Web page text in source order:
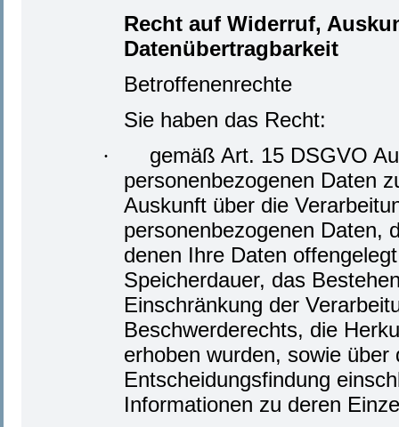
Recht auf Widerruf,
Datenübertragbarkeit
Betroffenenrechte
Sie haben das Recht:
·
gemäß Art. 15 DSGVO
personenbezogenen Daten
Auskunft über die
personenbezogenen Daten,
denen Ihre Daten
Speicherdauer, das
Einschränkung der
Beschwerderechts, die
erhoben wurden, sowie
Entscheidungsfindung
Informationen zu deren